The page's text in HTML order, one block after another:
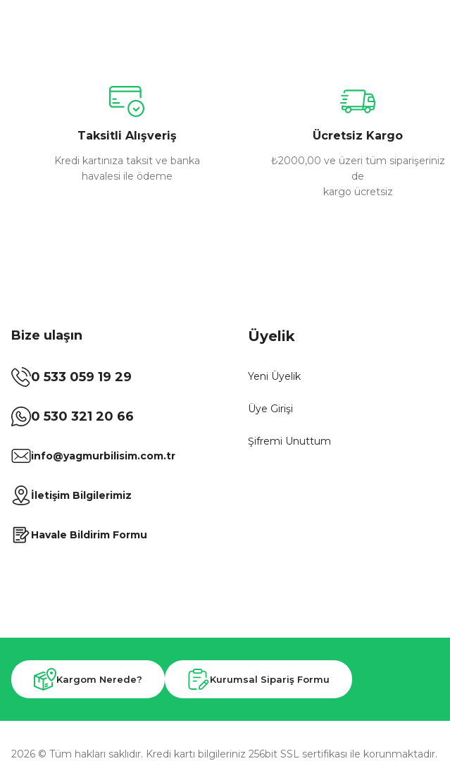
Ürün açıklamasında eksik bilgiler bulunuyor.
Ürün bilgilerinde hatalar bulunuyor.
Ürün fiyatı diğer sitelerden daha pahalı.
Bu ürüne benzer farklı alternatifler olmalı.
Taksitli Alışveriş
Kredi kartınıza taksit ve banka
havalesi ile ödeme
Ücretsiz Kargo
₺2000,00 ve üzeri tüm siparişeriniz
de
kargo ücretsiz
Bize ulaşın
0 533 059 19 29
0 530 321 20 66
info@yagmurbilisim.com.tr
İletişim Bilgilerimiz
Havale Bildirim Formu
Üyelik
Yeni Üyelik
Üye Girişi
Şifremi Unuttum
Kargom Nerede? Kurumsal Sipariş Formu
2026 © Tüm hakları saklıdır. Kredi kartı bilgileriniz 256bit SSL sertifikası ile korunmaktadır.